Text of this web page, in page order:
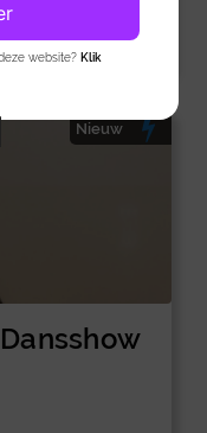
Nieuw
website? Klik